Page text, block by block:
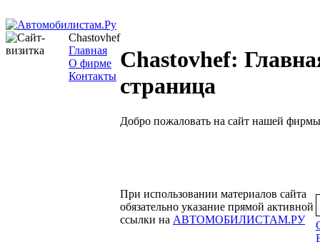
Chastovhef
Главная
О фирме
Контакты
Chastovhef:
страница
Добро пожаловать на сайт нашей
При использовании материалов сайта
обязательно указание прямой активной
ссылки на АВТОМОБИЛИСТАМ.РУ